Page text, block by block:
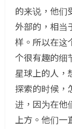
的来说，他们
外部的，相当
样。所以在这
个很有趣的细
星球上的人，
探索的时候，
进，因为在他
上方。他们一